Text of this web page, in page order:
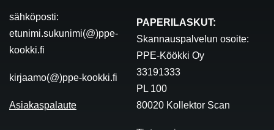
sähköposti:
etunimi.sukunimi(@)ppe-
kookki.fi
kirjaamo(@)ppe-kookki.fi
Asiakaspalaute
PAPERILASKUT:
Skannauspalvelun osoite:
PPE-Köökki Oy
33191333
PL 100
80020 Kollektor Scan